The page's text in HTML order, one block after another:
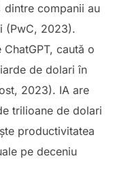
dintre companii au
(PwC, 2023).
caută o
de dolari în
2023). IA are
trilioane de dolari
productivitatea
pe deceniu